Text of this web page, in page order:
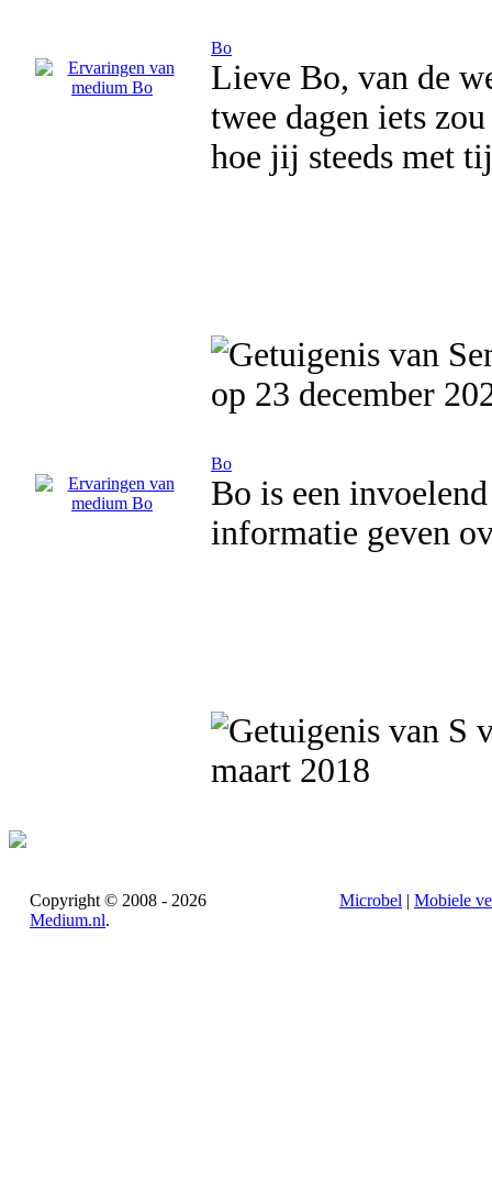
Bo
Lieve Bo, van de
twee dagen iets
hoe jij steeds met
op 23 december
Bo
Bo is een
informatie geven
maart 2018
Copyright © 2008 - 2026
Medium.nl.
Microbel | Mobiele